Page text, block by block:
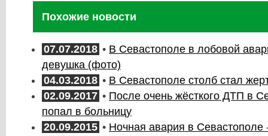
Похожие новости
07.07.2018 • В Севастополе в лобовой
девушка (фото)
04.03.2018 • В Севастополе столб стал
02.09.2017 • После очень жёсткого ДТП в
попал в больницу
20.09.2015 • Ночная авария в Севастополе